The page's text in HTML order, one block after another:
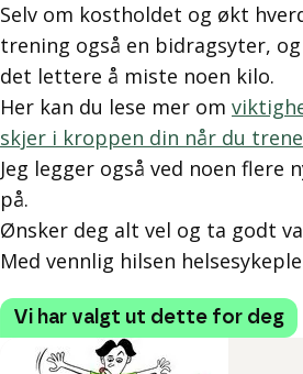
Selv om kostholdet og økt
trening også en bidragsyter,
det lettere å miste noen kilo.
Her kan du lese mer om
skjer i kroppen din når du
Jeg legger også ved noen
på.
Ønsker deg alt vel og ta godt
Med vennlig hilsen
Vi har valgt ut dette for deg